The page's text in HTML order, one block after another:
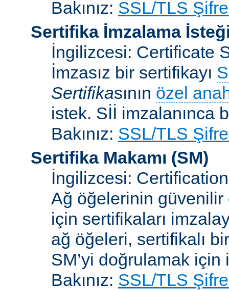
Bakınız: SSL/TLS
Sertifika İmzalama
İngilizcesi: Certificate
İmzasız bir sertifikayı
Sertifikasının özel
istek. Sİİ imzalanınca
Bakınız: SSL/TLS
Sertifika Makamı (SM)
İngilizcesi:
Ağ öğelerinin güvenilir
için sertifikaları
ağ öğeleri, sertifikalı
SM’yi doğrulamak için
Bakınız: SSL/TLS